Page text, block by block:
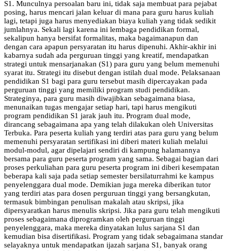
S1. Munculnya persoalan baru ini, tidak saja membuat para pejabat
posing, harus mencari jalan keluar di mana para guru harus kuliah
lagi, tetapi juga harus menyediakan biaya kuliah yang tidak sedikit
jumlahnya. Sekali lagi karena ini lembaga pendidikan formal,
sekalipun hanya bersifat formalitas, maka bagaimanapun dan
dengan cara apapun persyaratan itu harus dipenuhi. Akhir-akhir ini
kabarnya sudah ada perguruan tinggi yang kreatif, mendapatkan
strategi untuk mensarjanakan (S1) para guru yang belum memenuhi
syarat itu. Strategi itu disebut dengan istilah dual mode. Pelaksanaan
pendidikan S1 bagi para guru tersebut masih dipercayakan pada
perguruan tinggi yang memiliki program studi pendidikan.
Strateginya, para guru masih diwajibkan sebagaimana biasa,
menunaikan tugas mengajar setiap hari, tapi harus mengikuti
program pendidikan S1 jarak jauh itu. Program dual mode,
dirancang sebagaimana apa yang telah dilakukan oleh Universitas
Terbuka. Para peserta kuliah yang terdiri atas para guru yang belum
memenuhi persyaratan sertifikasi ini diberi materi kuliah melalui
modul-modul, agar dipelajari sendiri di kampung halamannya
bersama para guru peserta program yang sama. Sebagai bagian dari
proses perkuliahan para guru peserta program ini diberi kesempatan
beberapa kali saja pada setiap semester bersilaturrahmi ke kampus
penyelenggara dual mode. Demikian juga mereka diberikan tutor
yang terdiri atas para dosen perguruan tinggi yang bersangkutan,
termasuk bimbingan penulisan makalah atau skripsi, jika
dipersyaratkan harus menulis skripsi. Jika para guru telah mengikuti
proses sebagaimana diprogramkan oleh perguruan tinggi
penyelenggara, maka mereka dinyatakan lulus sarjana S1 dan
kemudian bisa disertifikasi. Program yang tidak sebagaimana standar
selayaknya untuk mendapatkan ijazah sarjana S1, banyak orang